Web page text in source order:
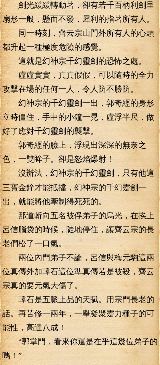
劍光緩緩轉動著，卻有若千百柄利劍呈
扇形一般，懸而不發，犀利的指著所有人。
同一時刻，齊云宗山門外所有人的心頭
都升起一種極度危險的感覺。
這就是幻神宗千幻靈劍的恐怖之處。
虛虛實實，真真假假，可以隨時的全力
攻擊在場的任何一人，令人防不勝防。
幻神宗的千幻靈劍一出，郭奇經的身形
立時僵住，手中的小鐘一晃，虛浮半尺，做
好了應對千幻靈劍的襲擊。
郭奇經的臉上，浮現出深深的無奈之
色，一雙眸子。卻是怒焰爆射！
沒辦法，幻神宗的千幻靈劍，只有他這
三寶金鐘才能抵擋，幻神宗的千幻靈劍一
出，就能將他牽制得死死的。
那道斬向五名被俘弟子的烏光，在挨上
呂信腦袋的時候，陡地停住，讓齊云宗的長
老們松了一口氣。
兩位內門弟子不論，呂信與梅元駒這兩
位真傳外加韓石這位準真傳若是被殺，齊云
宗真的要元氣大傷了。
韓石是五脈上品的天賦。用宗門長老的
話。再苦修一兩年，一舉凝聚靈力種子的可
能性，高達八成！
“郭掌門，看來你還是在乎這幾位弟子的
嗎！”